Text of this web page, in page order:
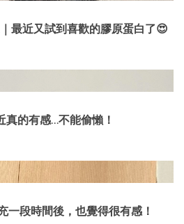
｜最近又試到喜歡的膠原蛋白了😍
真的有感…不能偷懶！
一段時間後，也覺得很有感！